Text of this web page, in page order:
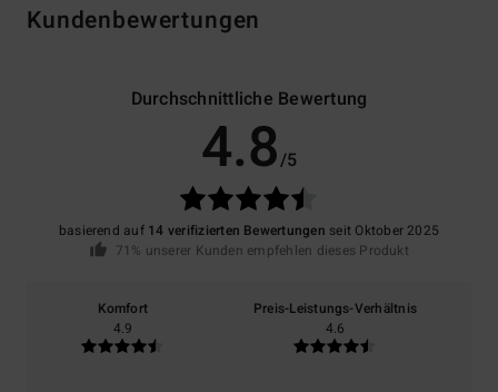
Kundenbewertungen
Durchschnittliche Bewertung
4.8/5
basierend auf 14 verifizierten Bewertungen seit Oktober 2025
71% unserer Kunden empfehlen dieses Produkt
Komfort
4.9
Preis-Leistungs-Verhältnis
4.6